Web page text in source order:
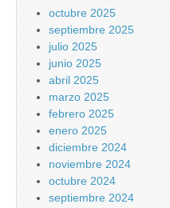
octubre 2025
septiembre 2025
julio 2025
junio 2025
abril 2025
marzo 2025
febrero 2025
enero 2025
diciembre 2024
noviembre 2024
octubre 2024
septiembre 2024